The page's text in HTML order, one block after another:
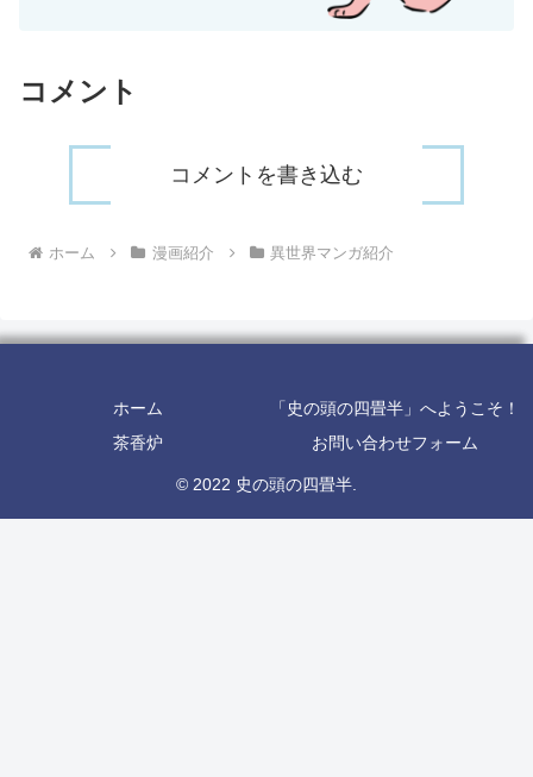
コメント
コメントを書き込む
ホーム 漫画紹介 異世界マンガ紹介
ホーム
「史の頭の四畳半」へようこそ！
茶香炉
お問い合わせフォーム
© 2022 史の頭の四畳半.